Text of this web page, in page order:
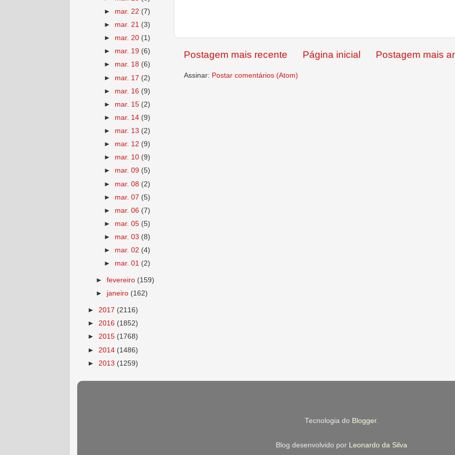
Postagem mais recente Postagem mais
Página inicial
Assinar: Postar comentários (Atom)
► mar. 22 (7)
► mar. 21 (3)
► mar. 20 (1)
► mar. 19 (6)
► mar. 18 (6)
► mar. 17 (2)
► mar. 16 (9)
► mar. 15 (2)
► mar. 14 (9)
► mar. 13 (2)
► mar. 12 (9)
► mar. 10 (9)
► mar. 09 (5)
► mar. 08 (2)
► mar. 07 (5)
► mar. 06 (7)
► mar. 05 (5)
► mar. 03 (8)
► mar. 02 (4)
► mar. 01 (2)
►fevereiro (159)
► janeiro (162)
► 2017 (2116)
► 2016 (1852)
► 2015 (1768)
► 2014 (1486)
► 2013 (1259)
Tecnologia do Blogger.
Blog desenvolvido por Leonardo da Silva